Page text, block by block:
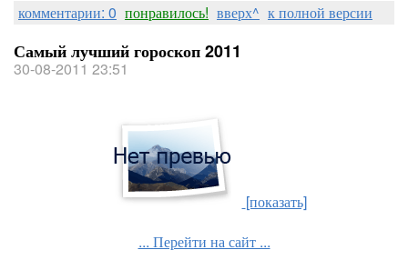
комментарии: 0 понравилось! вверх^ к полной версии
Самый лучший гороскоп 2011
30-08-2011 23:51
[показать]
... Перейти на сайт ...